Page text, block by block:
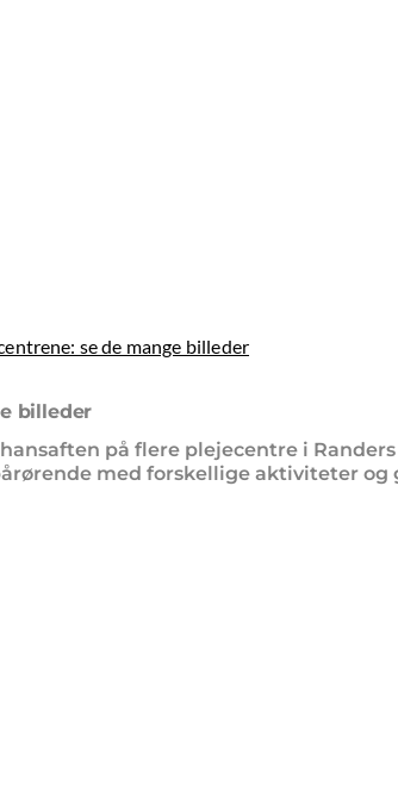
se de mange billeder
billeder
på flere plejecentre i
med forskellige aktiviteter og